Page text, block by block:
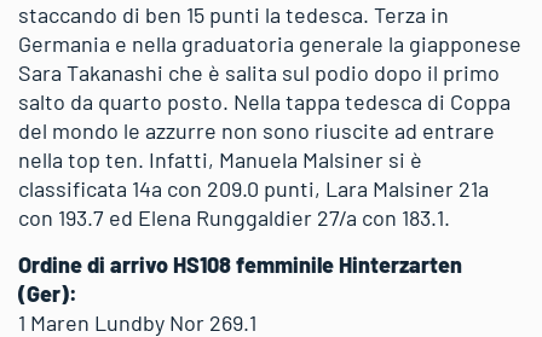
staccando di ben 15 punti la tedesca. Terza in
Germania e nella graduatoria generale la giapponese
Sara Takanashi che è salita sul podio dopo il primo
salto da quarto posto. Nella tappa tedesca di Coppa
del mondo le azzurre non sono riuscite ad entrare
nella top ten. Infatti, Manuela Malsiner si è
classificata 14a con 209.0 punti, Lara Malsiner 21a
con 193.7 ed Elena Runggaldier 27/a con 183.1.
Ordine di arrivo HS108 femminile Hinterzarten
(Ger):
1 Maren Lundby Nor 269.1